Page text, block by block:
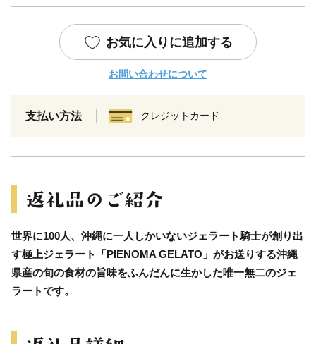
お気に入りに追加する
お問い合わせについて
支払い方法 クレジットカード
世界に100人、沖縄に一人しかいないジェラート騎士が創り出
す極上ジェラート「PIENOMA GELATO」がお送りする沖縄
県産の旬の食材の旨味をふんだんに生かした唯一無二のジェ
ラートです。